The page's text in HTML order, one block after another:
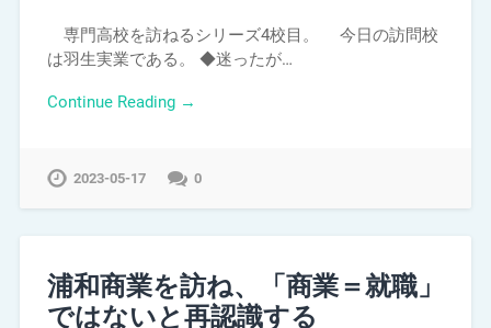
専門高校を訪ねるシリーズ4校目。 今日の訪問校
は羽生実業である。 ◆迷ったが…
Continue Reading →
2023-05-17 0
浦和商業を訪ね、「商業＝就職」
ではないと再認識する